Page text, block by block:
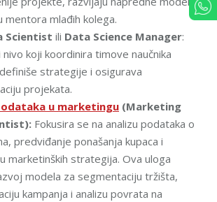
mentora mlađih kolega.
Scientist ili Data Science Manager:
nivo koji koordinira timove naučnika
strategije i osigurava
projekata.
u marketingu (Marketing
Fokusira se na analizu podataka o
predviđanje ponašanja kupaca i
marketinških strategija. Ova uloga
modela za segmentaciju tržišta,
kampanja i analizu povrata na